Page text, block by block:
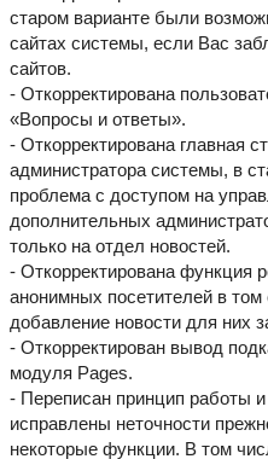
старом варианте были
сайтах системы, если Вас
сайтов.
- Откорректирована
«Вопросы и ответы».
- Откорректирована главная
администратора системы, в
проблема с доступом на
дополнительных
только на отдел новостей.
- Откорректирована функция
анонимных посетителей в
добавление новости для них
- Откорректирован вывод
модуля Pages.
- Переписан принцип работы
исправлены неточности
некоторые функции. В том